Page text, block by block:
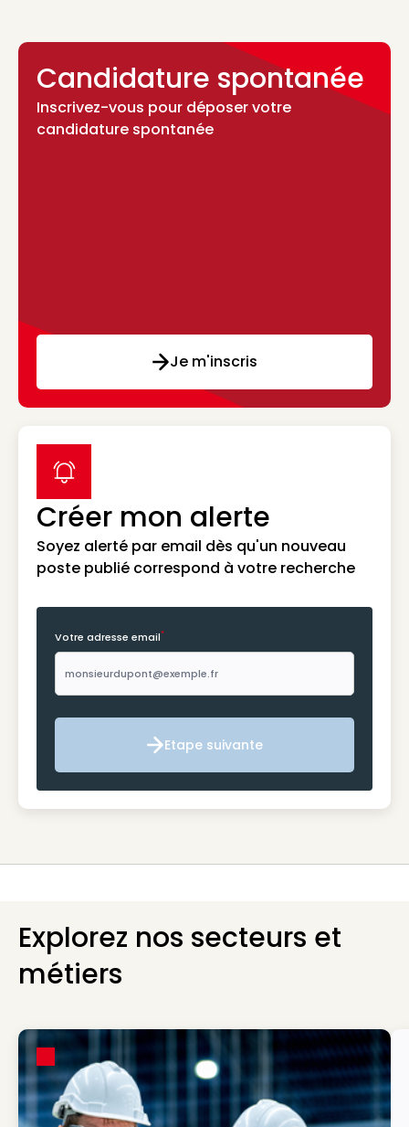
Candidature spontanée
Inscrivez-vous pour déposer votre
candidature spontanée
Je m'inscris
Créer mon alerte
Soyez alerté par email dès qu'un nouveau
poste publié correspond à votre recherche
label icon
Votre adresse email*
Etape suivante
Etape suivante
Explorez nos secteurs et
métiers